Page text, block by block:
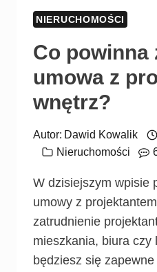
NIERUCHOMOŚCI
Co powinna
umowa z
wnętrz?
Autor: Dawid Kowalik
Nieruchomości
W dzisiejszym wpisie
umowy z
zatrudnienie
mieszkania, biura czy
będziesz się